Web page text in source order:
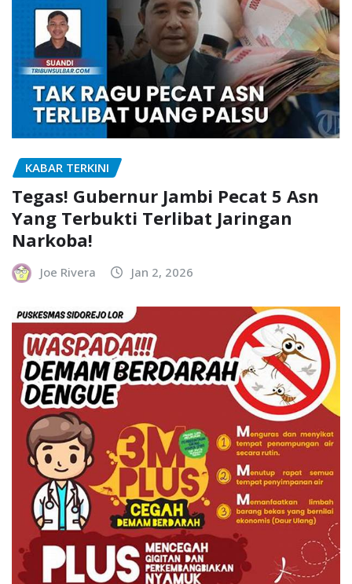
KABAR TERKINI
Tegas! Gubernur Jambi Pecat 5 Asn
Yang Terbukti Terlibat Jaringan
Narkoba!
Joe Rivera Jan 2, 2026